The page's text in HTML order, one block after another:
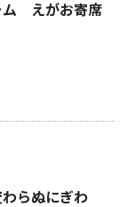
ム えがお寄席
らぬにぎわ